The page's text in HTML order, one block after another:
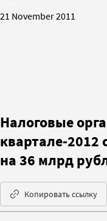
21 November 2011
Налоговые
квартале-2012
на 36 млрд
Копировать ссылку